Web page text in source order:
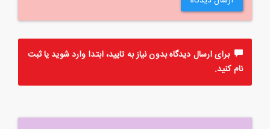
برای ارسال دیدگاه بدون نیاز به تایید، ابتداواردشوید یاثبت
نامکنید.